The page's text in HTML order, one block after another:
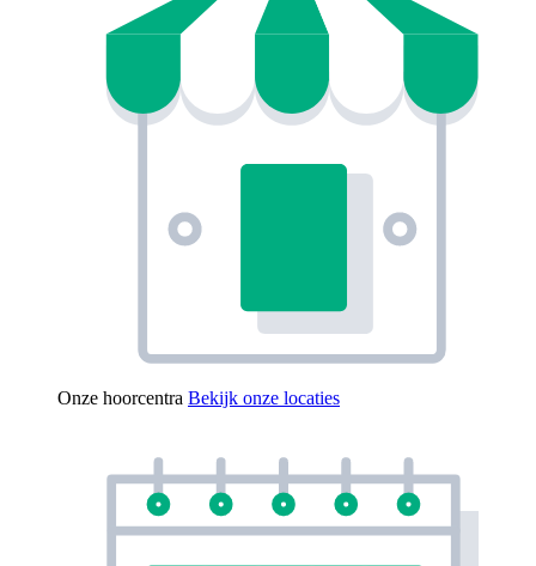
Onze hoorcentra Bekijk onze locaties